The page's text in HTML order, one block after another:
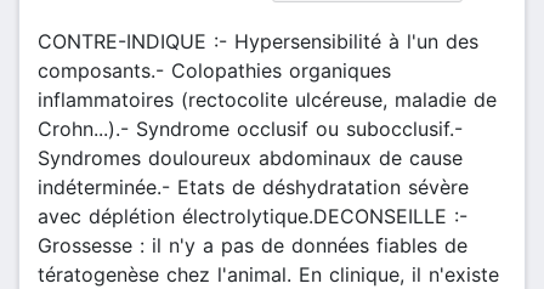
CONTRE-INDIQUE :- Hypersensibilité à l'un des
composants.- Colopathies organiques
inflammatoires (rectocolite ulcéreuse, maladie de
Crohn...).- Syndrome occlusif ou subocclusif.-
Syndromes douloureux abdominaux de cause
indéterminée.- Etats de déshydratation sévère
avec déplétion électrolytique.DECONSEILLE :-
Grossesse : il n'y a pas de données fiables de
tératogenèse chez l'animal. En clinique, il n'existe